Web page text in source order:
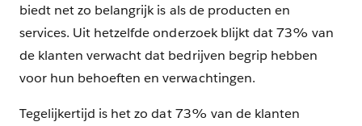
biedt net zo belangrijk is als de producten en
services. Uit hetzelfde onderzoek blijkt dat 73% van
de klanten verwacht dat bedrijven begrip hebben
voor hun behoeften en verwachtingen.
Tegelijkertijd is het zo dat 73% van de klanten